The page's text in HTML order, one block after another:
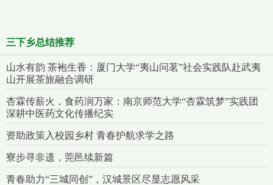
三下乡总结推荐
山水有韵 茶袍生香：厦门大学“夷山问茗”社会实践队赴武夷
山开展茶旅融合调研
杏霖传薪火，食药润万家：南京师范大学“杏霖筑梦”实践团
深耕中医药文化传播纪实
资助政策入校园乡村 青春护航求学之路
寮步寻非遗，莞邑续新篇
青春助力“三城同创”，汉城景区尽显志愿风采